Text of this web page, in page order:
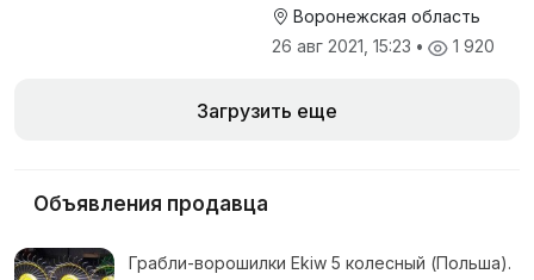
Воронежская область
26 авг 2021, 15:23 • 1 920
Загрузить еще
Объявления продавца
Грабли-ворошилки Ekiw 5 колесный (Польша).